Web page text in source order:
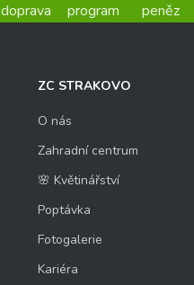
doprava
program
peněz
ZC STRAKOVO
O nás
Zahradní centrum
🌸 Květinářství
Poptávka
Fotogalerie
Kariéra